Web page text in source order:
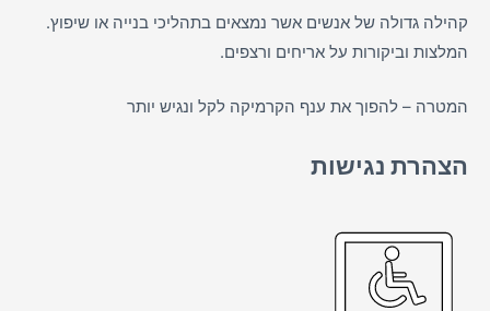
קהילה גדולה של אנשים אשר נמצאים בתהליכי בנייה או שיפוץ.
המלצות וביקורות על אריחים ורצפים.
המטרה – להפוך את ענף הקרמיקה לקל ונגיש יותר
הצהרת נגישות